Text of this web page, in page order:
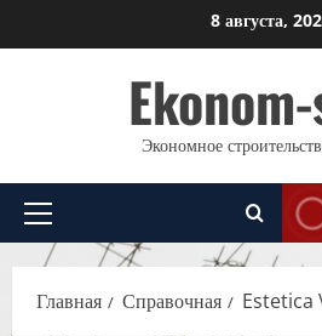
к
8 августа,
Экономное
Основное
меню
Главная Справочная Estetica